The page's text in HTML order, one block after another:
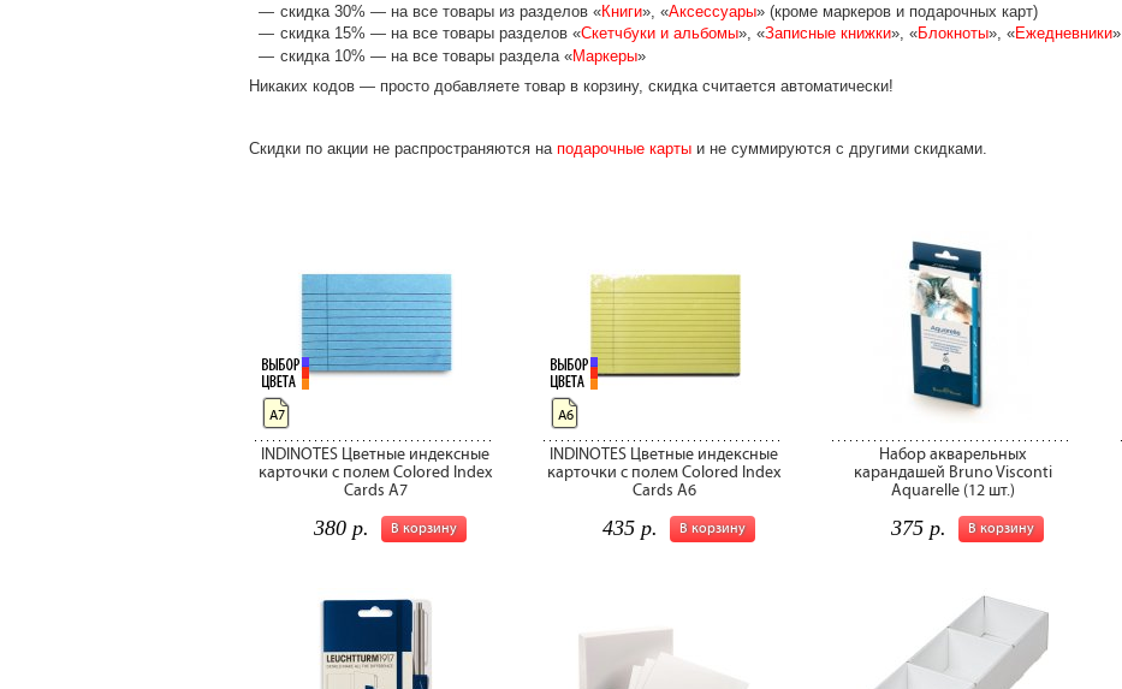
скидка 30% — на все товары из разделов «Книги», «Аксессуары» (кроме маркеров и подарочных карт)
скидка 15% — на все товары разделов «Скетчбуки и альбомы», «Записные книжки», «Блокноты», «Ежедневники»
скидка 10% — на все товары раздела «Маркеры»
Никаких кодов — просто добавляете товар в корзину, скидка считается автоматически!
Скидки по акции не распространяются на подарочные карты и не суммируются с другими скидками.
INDINOTES Цветные индексные
карточки с полем Colored Index
Cards A7
В корзину
380 р.
А7
INDINOTES Цветные индексные
карточки с полем Colored Index
Cards A6
В корзину
435 р.
А6
Набор акварельных
карандашей Bruno Visconti
Aquarelle (12 шт.)
В корзину
375 р.